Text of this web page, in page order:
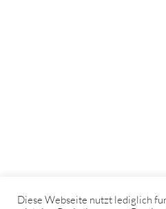
Diese Webseite nutzt lediglich